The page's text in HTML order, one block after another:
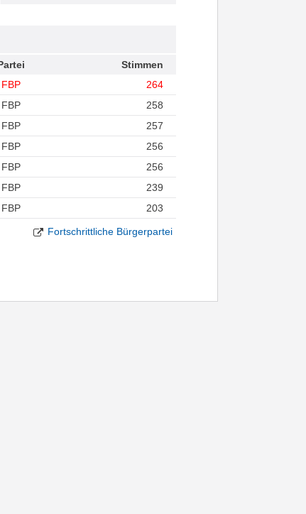
Stimmen
FBP
264
FBP
258
FBP
257
FBP
256
FBP
256
FBP
239
FBP 203
Fortschrittliche Bürgerpartei